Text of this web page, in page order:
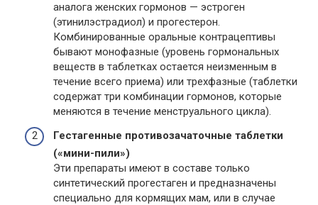
аналога женских гормонов — эстроген
(этинилэстрадиол) и прогестерон.
Комбинированные оральные контрацептивы
бывают монофазные (уровень гормональных
веществ в таблетках остается неизменным в
течение всего приема) или трехфазные (таблетки
содержат три комбинации гормонов, которые
меняются в течение менструального цикла).
Гестагенные противозачаточные таблетки
(«мини-пили»)
Эти препараты имеют в составе только
синтетический прогестаген и предназначены
специально для кормящих мам, или в случае